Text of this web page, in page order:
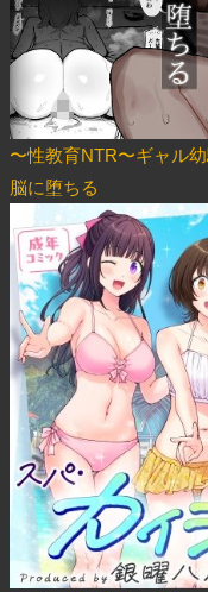
〜性教育NTR〜ギャル
脳に堕ちる